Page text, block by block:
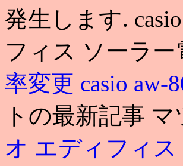
発生します.
フィス ソーラ
率変更 casio aw-
トの最新記事 マ
オ エディフィ